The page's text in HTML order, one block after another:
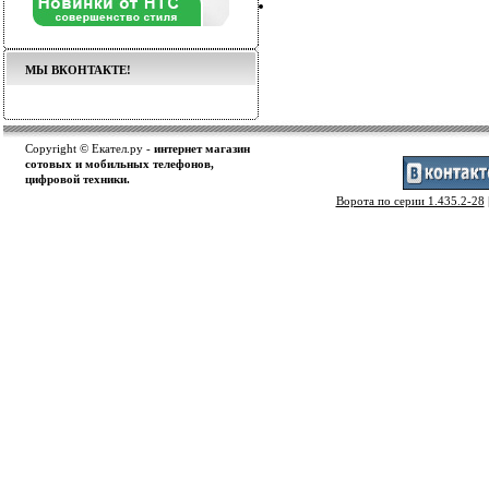
МЫ ВКОНТАКТЕ!
Copyright © Екател.ру - интернет магазин
сотовых и мобильных телефонов,
цифровой техники.
Ворота по серии 1.435.2-28